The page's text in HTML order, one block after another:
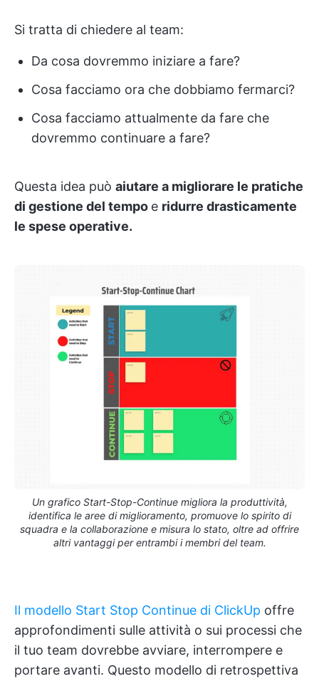
Si tratta di chiedere al team:
Da cosa dovremmo iniziare a fare?
Cosa facciamo ora che dobbiamo fermarci?
Cosa facciamo attualmente da fare che
dovremmo continuare a fare?
Questa idea può aiutare a migliorare le pratiche
di gestione del tempo e ridurre drasticamente
le spese operative.
Un grafico Start-Stop-Continue migliora la produttività,
identifica le aree di miglioramento, promuove lo spirito di
squadra e la collaborazione e misura lo stato, oltre ad offrire
altri vantaggi per entrambi i membri del team.
Il modello Start Stop Continue di ClickUp offre
approfondimenti sulle attività o sui processi che
il tuo team dovrebbe avviare, interrompere e
portare avanti. Questo modello di retrospettiva